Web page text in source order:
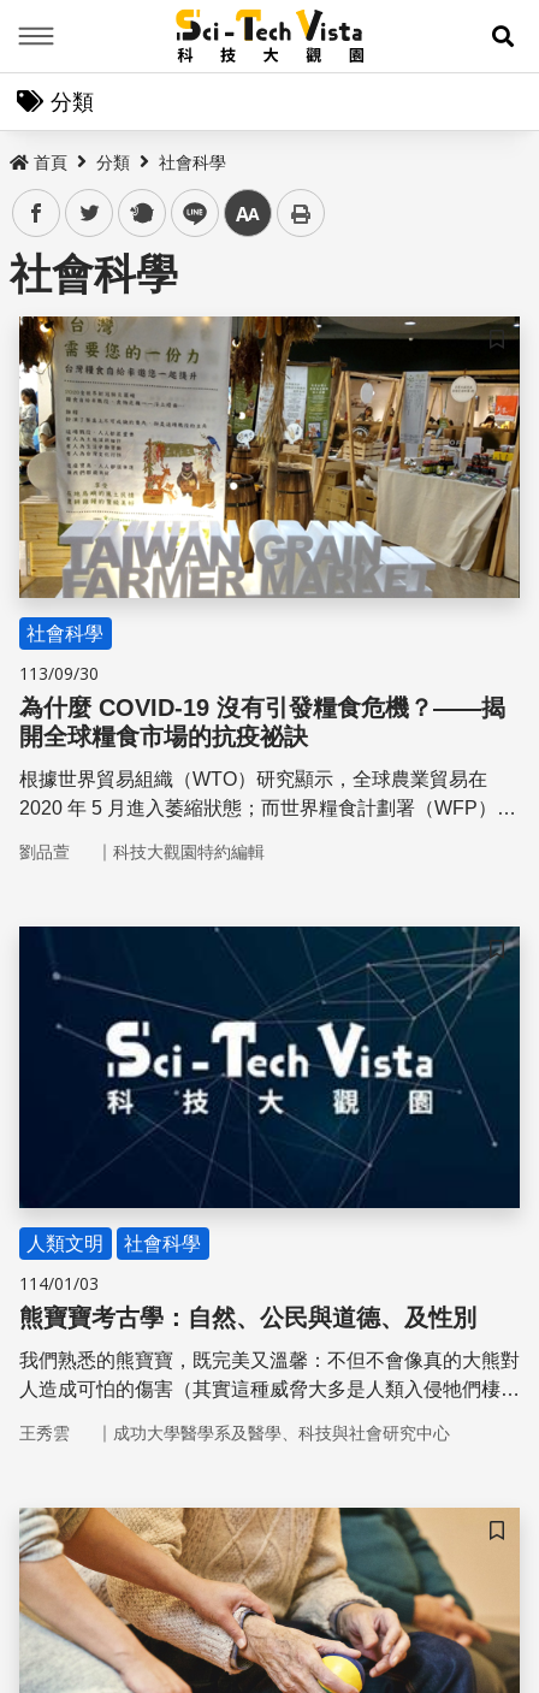
展
分類
首頁 分類 社會科學
facebooktwitter plurk line 中
社會科學
儲存
社會科學
113/09/30
為什麼 COVID-19 沒有引發糧食危機？——揭
開全球糧食市場的抗疫祕訣
根據世界貿易組織（WTO）研究顯示，全球農業貿易在
2020 年 5 月進入萎縮狀態；而世界糧食計劃署（WFP）更
口暴增的預測並沒有實現；換句話說， COVID-19 最終並
研究所林義鈞教授告訴我們，一切歸功於「區域主義」在背
劉品萱 ｜ 科技大觀園特約編輯
儲存
人類文明 社會科學
114/01/03
熊寶寶考古學：自然、公民與道德、及性別
我們熟悉的熊寶寶，既完美又溫馨：不但不會像真的大熊對
人造成可怕的傷害（其實這種威脅大多是人類入侵牠們棲境
或睡覺伴侶。雖然每個熊寶寶可能被小主人擬人化，像真有
考古學家發現與研究。熊寶寶及其他的動物玩偶同黨，不管
是小蜜蜂、米老鼠、頑皮豹，還是凱蒂貓，幾乎成為現代童
年定義的一部分。很少有人知道，過去在西方國家博物館裡
陳列的動物標本，與西方文明的擴張、立國精神（例如美
國）、男性氣概的形塑有密切關係。
王秀雲 ｜ 成功大學醫學系及醫學、科技與社會研究中心
儲存